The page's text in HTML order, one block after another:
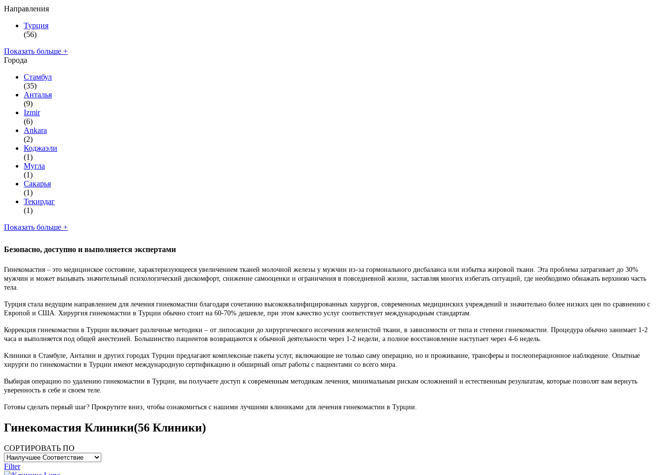
Направления
Турция
(56)
Показать больше +
Города
Стамбул
(35)
Анталья
(9)
Izmir
(6)
Ankara
(2)
Коджаэли
(1)
Мугла
(1)
Сакарья
(1)
Текирдаг
(1)
Показать больше +
Безопасно, доступно и выполняется экспертами
Гинекомастия – это медицинское состояние, характеризующееся увеличением тканей молочной железы у мужчин из-за гормонального дисбаланса или избытка жировой ткани. Эта проблема затрагивает до 30%
мужчин и может вызывать значительный психологический дискомфорт, снижение самооценки и ограничения в повседневной жизни, заставляя многих избегать ситуаций, где необходимо обнажать верхнюю часть
тела.
Турция стала ведущим направлением для лечения гинекомастии благодаря сочетанию высококвалифицированных хирургов, современных медицинских учреждений и значительно более низких цен по сравнению с
Европой и США. Хирургия гинекомастии в Турции обычно стоит на 60-70% дешевле, при этом качество услуг соответствует международным стандартам.
Коррекция гинекомастии в Турции включает различные методики – от липосакции до хирургического иссечения железистой ткани, в зависимости от типа и степени гинекомастии. Процедура обычно занимает 1-2
часа и выполняется под общей анестезией. Большинство пациентов возвращаются к обычной деятельности через 1-2 недели, а полное восстановление наступает через 4-6 недель.
Клиники в Стамбуле, Анталии и других городах Турции предлагают комплексные пакеты услуг, включающие не только саму операцию, но и проживание, трансферы и послеоперационное наблюдение. Опытные
хирурги по гинекомастии в Турции имеют международную сертификацию и обширный опыт работы с пациентами со всего мира.
Выбирая операцию по удалению гинекомастии в Турции, вы получаете доступ к современным методикам лечения, минимальным рискам осложнений и естественным результатам, которые позволят вам вернуть
уверенность в себе и своем теле.
Готовы сделать первый шаг? Прокрутите вниз, чтобы ознакомиться с нашими лучшими клиниками для лечения гинекомастии в Турции.
Гинекомастия Клиники(56 Клиники)
СОРТИРОВАТЬ ПО
Filter